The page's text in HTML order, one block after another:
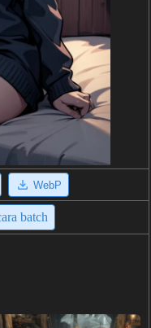
WebP
batch